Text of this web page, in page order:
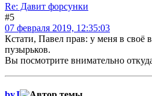
Re: Давит форсунки
#5
07 февраля 2019, 12:35:03
Кстати, Павел прав: у меня в своё
пузырьков.
Вы посмотрите внимательно